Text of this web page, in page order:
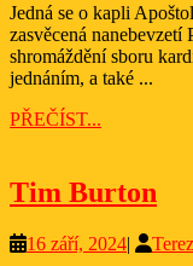
2025
Jedná se o kapli Apoštolského paláce ve Vatikánu, která je
zasvěcená
shromáždění sboru
jednáním, a také ...
PŘEČÍST...
Tim Burton
16 září, 202416
|